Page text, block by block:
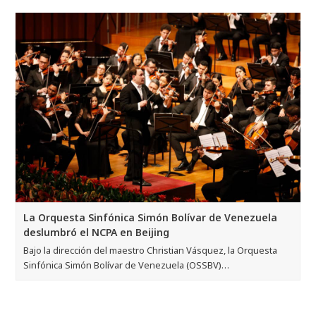
La Orquesta Sinfónica Simón Bolívar de Venezuela
deslumbró el NCPA en Beijing
Bajo la dirección del maestro Christian Vásquez, la Orquesta
Sinfónica Simón Bolívar de Venezuela (OSSBV)…